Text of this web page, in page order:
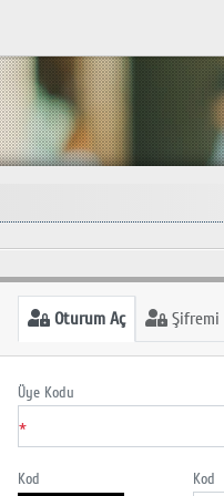
Oturum Aç
Üye Kodu
*
Kod Kod